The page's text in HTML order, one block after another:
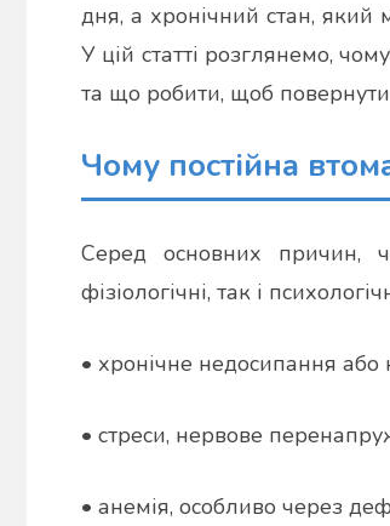
дня, а хронічний стан, який
У цій статті розглянемо,
та що робити, щоб
Чому постійна
Серед основних причин,
фізіологічні, так і
• хронічне недосипання або
• стреси, нервове
• анемія, особливо через